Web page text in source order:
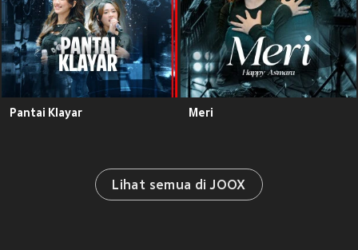
Pantai Klayar Meri
Lihat semua di JOOX